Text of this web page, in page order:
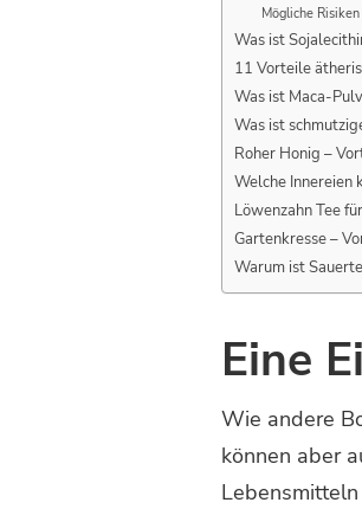
Mögliche
Was ist
11 Vorteile
Was ist Maca-
Was ist
Roher Honig –
Welche Innereien
Löwenzahn Tee
Gartenkresse –
Warum ist
Eine
Wie andere
können aber